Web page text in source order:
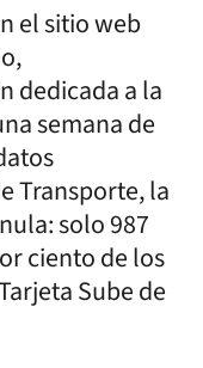
el sitio web
dedicada a la
semana de
Transporte, la
solo 987
ciento de los
Sube de